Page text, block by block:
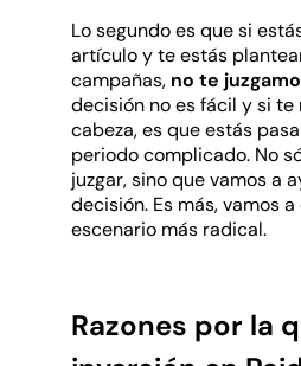
Lo segundo es que si
artículo y te estás
campañas, no te
decisión no es fácil y si te
cabeza, es que estás
periodo complicado. No
juzgar, sino que vamos a
decisión. Es más, vamos
escenario más radical.
Razones por la